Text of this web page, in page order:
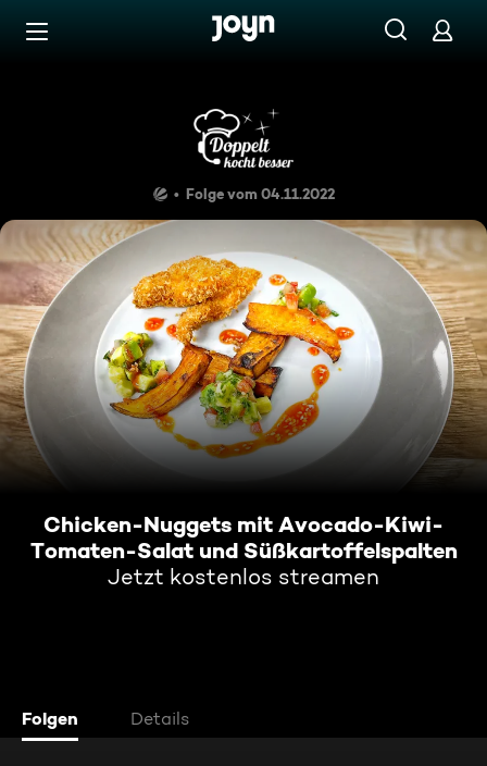
Zum Inhalt springen
Chicken-Nuggets mit
Folge vom 04.11.2022
Chicken-Nuggets mit Avocado-Kiwi-
Tomaten-Salat und Süßkartoffelspalten
Jetzt kostenlos streamen
Folgen Details